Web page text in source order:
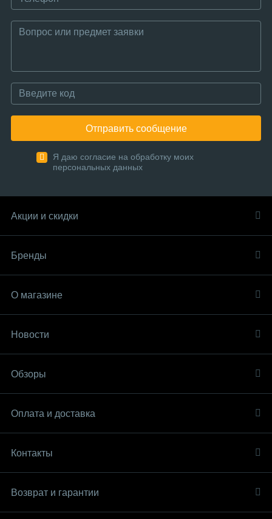
Отправить сообщение
Я даю согласие на обработку моих
персональных данных
Акции и скидки
Бренды
О магазине
Новости
Обзоры
Оплата и доставка
Контакты
Возврат и гарантии